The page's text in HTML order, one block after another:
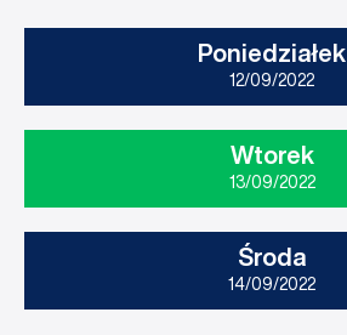
Poniedziałek
12/09/2022
Wtorek
13/09/2022
Środa
14/09/2022